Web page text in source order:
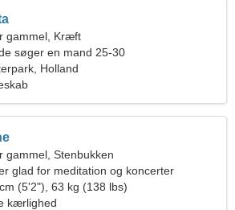
gammel, Kræft
søger en mand 25-30
Holland
gammel, Stenbukken
glad for meditation og koncerter
(5'2"), 63 kg (138 lbs)
kærlighed